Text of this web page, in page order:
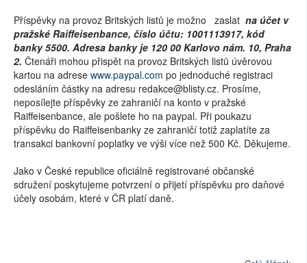
Příspěvky na provoz Britských listů je možno zaslat na účet v
pražské Raiffeisenbance, číslo účtu: 1001113917, kód
banky 5500. Adresa banky je 120 00 Karlovo nám. 10, Praha
2. Čtenáři mohou přispět na provoz Britských listů úvěrovou
kartou na adrese www.paypal.com po jednoduché registraci
odesláním částky na adresu redakce@blisty.cz. Prosíme,
neposílejte příspěvky ze zahraničí na konto v pražské
Raiffeisenbance, ale pošlete ho na paypal. Při poukazu
příspěvku do Raiffeisenbanky ze zahraničí totiž zaplatíte za
transakci bankovní poplatky ve výši více než 500 Kč. Děkujeme.
Jako v České republice oficiálně registrované občanské
sdružení poskytujeme potvrzení o přijetí příspěvku pro daňové
účely osobám, které v ČR platí daně.